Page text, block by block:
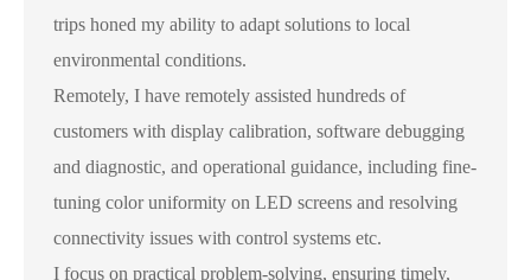
trips honed my ability to adapt solutions to local
environmental conditions.
Remotely, I have remotely assisted hundreds of
customers with display calibration, software debugging
and diagnostic, and operational guidance, including fine-
tuning color uniformity on LED screens and resolving
connectivity issues with control systems etc.
I focus on practical problem-solving, ensuring timely,